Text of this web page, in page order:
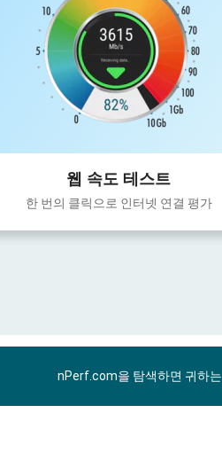
웹 속도 테스트
한 번의 클릭으로 인터넷 연결 평가
nPerf.com을 탐색하면 귀하는